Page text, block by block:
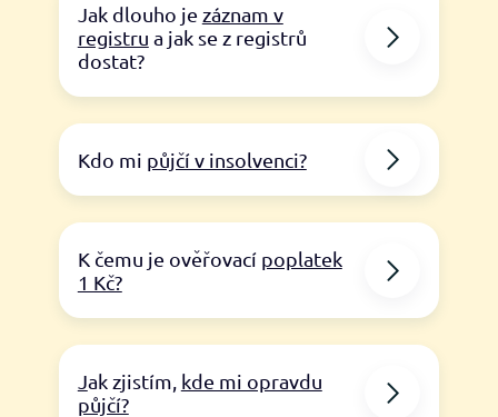
Jak dlouho je záznam v
registru a jak se z registrů
dostat?
Kdo mi půjčí v insolvenci?
K čemu je ověřovací poplatek
1 Kč?
Jak zjistím, kde mi opravdu
půjčí?